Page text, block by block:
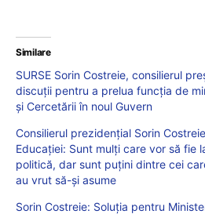
Similare
SURSE Sorin Costreie, consilierul
discuții pentru a prelua funcția de
și Cercetării în noul Guvern
Consilierul prezidențial Sorin
Educației: Sunt mulți care vor să fie
politică, dar sunt puțini dintre cei
au vrut să-și asume
Sorin Costreie: Soluția pentru